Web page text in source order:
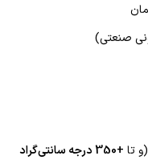
صنعتی)
(و تا
+350 درجه سانتی‌گراد